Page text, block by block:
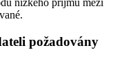
nízkého příjmu mezi
požadovány